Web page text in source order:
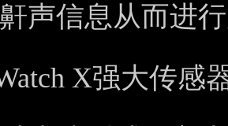
声信息从而进
X强大传